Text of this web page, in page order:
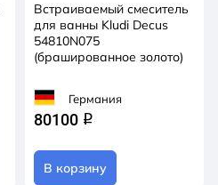
Встраиваемый смеситель
для ванны Kludi Decus
54810N075
(брашированное золото)
Германия
80100 q
В корзину